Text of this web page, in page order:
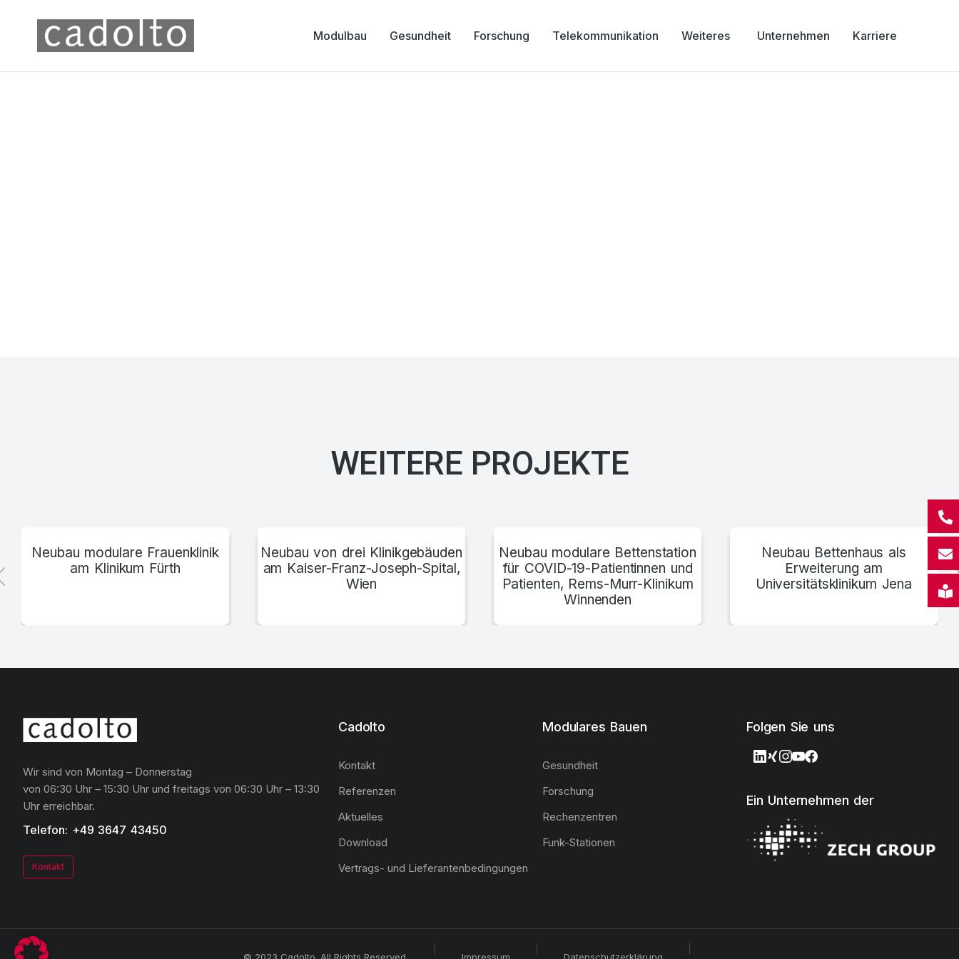
Modulbau Gesundheit Forschung Telekommunikation Weiteres Unternehmen Karriere
WEITERE PROJEKTE
Neubau modulare Frauenklinik
am Klinikum Fürth
Neubau von drei Klinikgebäuden
am Kaiser-Franz-Joseph-Spital,
Wien
Neubau modulare Bettenstation
für COVID-19-Patientinnen und
Patienten, Rems-Murr-Klinikum
Winnenden
Neubau Bettenhaus als
Erweiterung am
Universitätsklinikum Jena
Wir sind von Montag – Donnerstag
von 06:30 Uhr – 15:30 Uhr und freitags von 06:30 Uhr – 13:30
Uhr erreichbar.
Telefon: +49 3647 43450
Kontakt
Cadolto
Kontakt
Referenzen
Aktuelles
Download
Vertrags- und Lieferantenbedingungen
Modulares Bauen
Gesundheit
Forschung
Rechenzentren
Funk-Stationen
Folgen Sie uns
Ein Unternehmen der